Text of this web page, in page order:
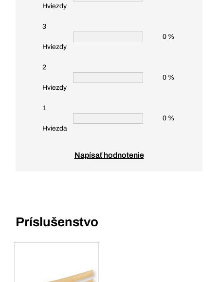
Hviezdy
3
Hviezdy
0 %
2
Hviezdy
0 %
1
Hviezda
0 %
Napísať hodnotenie
Príslušenstvo